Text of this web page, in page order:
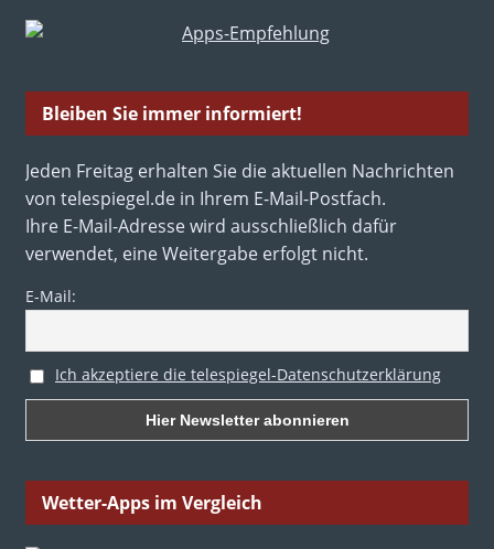
Bleiben Sie immer informiert!
Jeden Freitag erhalten Sie die aktuellen Nachrichten
von telespiegel.de in Ihrem E-Mail-Postfach.
Ihre E-Mail-Adresse wird ausschließlich dafür
verwendet, eine Weitergabe erfolgt nicht.
E-Mail:
Ich akzeptiere die telespiegel-Datenschutzerklärung
Wetter-Apps im Vergleich